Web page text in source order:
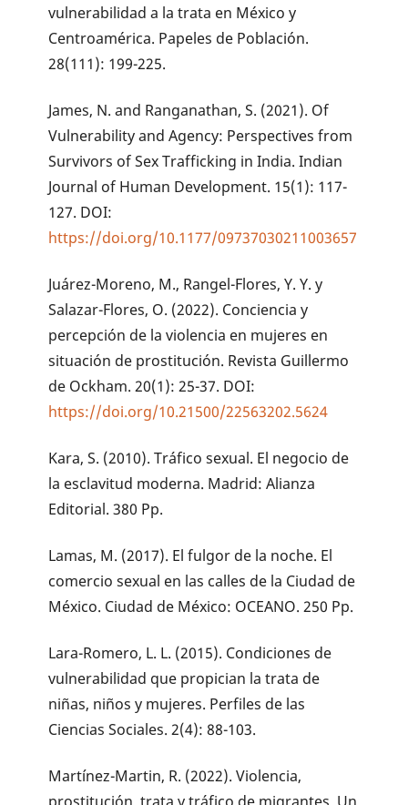
vulnerabilidad a la trata en México y
Centroamérica. Papeles de Población.
28(111): 199-225.
James, N. and Ranganathan, S. (2021). Of
Vulnerability and Agency: Perspectives from
Survivors of Sex Trafficking in India. Indian
Journal of Human Development. 15(1): 117-
127. DOI:
https://doi.org/10.1177/09737030211003657
Juárez-Moreno, M., Rangel-Flores, Y. Y. y
Salazar-Flores, O. (2022). Conciencia y
percepción de la violencia en mujeres en
situación de prostitución. Revista Guillermo
de Ockham. 20(1): 25-37. DOI:
https://doi.org/10.21500/22563202.5624
Kara, S. (2010). Tráfico sexual. El negocio de
la esclavitud moderna. Madrid: Alianza
Editorial. 380 Pp.
Lamas, M. (2017). El fulgor de la noche. El
comercio sexual en las calles de la Ciudad de
México. Ciudad de México: OCEANO. 250 Pp.
Lara-Romero, L. L. (2015). Condiciones de
vulnerabilidad que propician la trata de
niñas, niños y mujeres. Perfiles de las
Ciencias Sociales. 2(4): 88-103.
Martínez-Martin, R. (2022). Violencia,
prostitución, trata y tráfico de migrantes. Un